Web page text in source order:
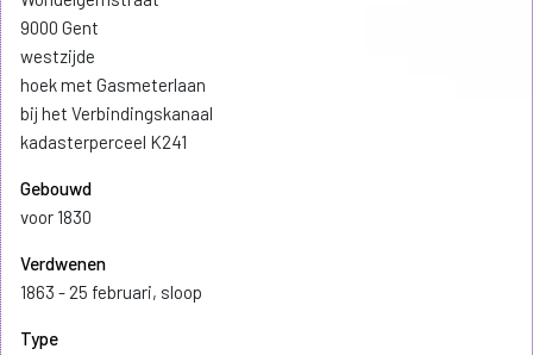
9000 Gent
westzijde
hoek met Gasmeterlaan
bij het Verbindingskanaal
kadasterperceel K241
Gebouwd
voor 1830
Verdwenen
1863 - 25 februari, sloop
Type